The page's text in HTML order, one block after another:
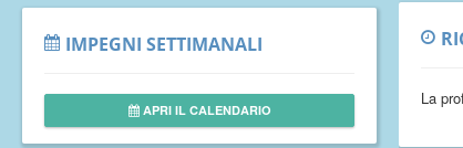
IMPEGNI SETTIMANALI
APRI IL CALENDARIO
La